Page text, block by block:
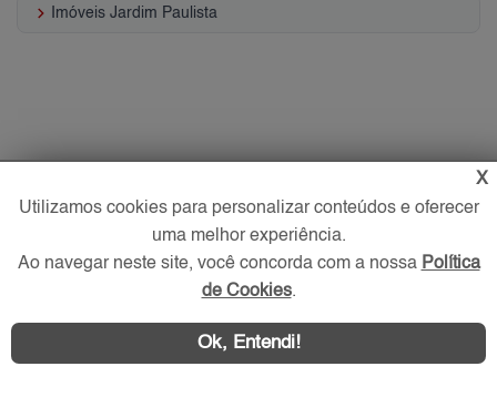
keyboard_arrow_right Imóveis Jardim Paulista
X
Utilizamos cookies para personalizar conteúdos e oferecer
uma melhor experiência.
Ao navegar neste site, você concorda com a nossa Política
de Cookies.
Ok, Entendi!